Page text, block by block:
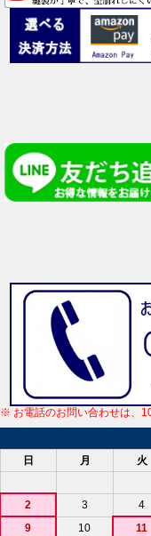
※ お電話のお問い合わせは、
日
月 火
2
3 4
9
10 11